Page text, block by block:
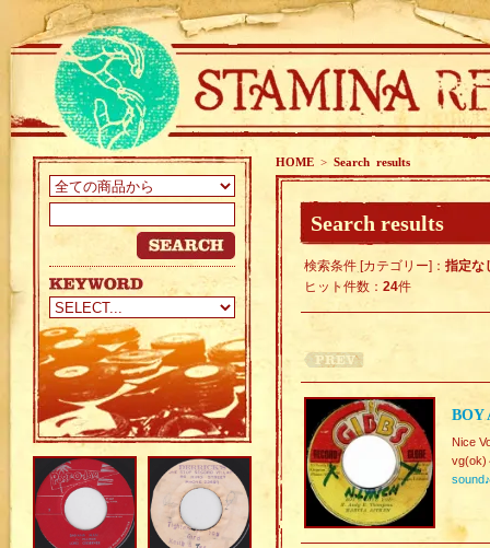
HOME > Search results
Search results
検索条件 [カテゴリー]： 指定な
ヒット件数： 24件
BOY
Nice
vg(ok)
sound♪